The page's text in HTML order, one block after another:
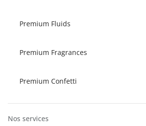
Premium Fluids
Premium Fragrances
Premium Confetti
Nos services